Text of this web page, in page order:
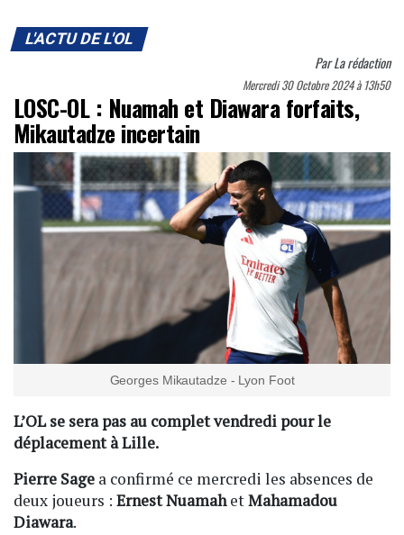
L'ACTU DE L'OL
ParLa rédaction
Mercredi 30 Octobre 2024 à 13h50
LOSC-OL : Nuamah et Diawara forfaits,
Mikautadze incertain
Georges Mikautadze - Lyon Foot
L’OL se sera pas au complet vendredi pour le
déplacement à Lille.
Pierre Sage a confirmé ce mercredi les absences de
deux joueurs : Ernest NuamahetMahamadou
Diawara.